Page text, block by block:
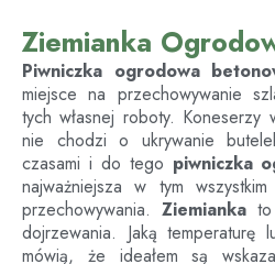
Ziemianka
Piwniczka ogrodowa
miejsce na przechowywanie
tych własnej roboty.
nie chodzi o ukrywanie
czasami i do tego piwniczka
najważniejsza w tym
przechowywania. Ziemianka
dojrzewania. Jaką temperaturę
mówią, że ideałem są